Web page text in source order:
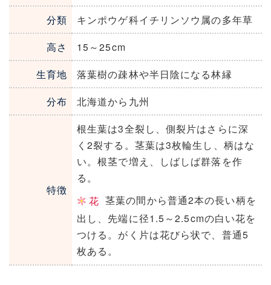
分類
キンポウゲ科イチリンソウ属の多年草
高さ
15～25cm
生育地
落葉樹の疎林や半日陰になる林縁
分布
北海道から九州
特徴
根生葉は3全裂し、側裂片はさらに深
く2裂する。茎葉は3枚輪生し、柄はな
い。根茎で増え、しばしば群落を作
る。
花 茎葉の間から普通2本の長い柄を
出し、先端に径1.5～2.5cmの白い花を
つける。がく片は花びら状で、普通5
枚ある。